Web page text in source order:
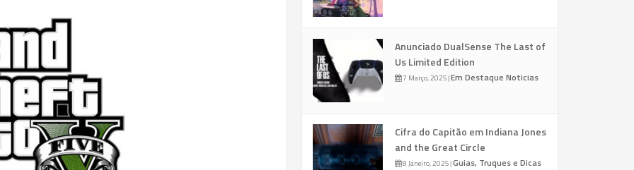
Anunciado DualSense The Last of
Us Limited Edition
7 Março, 2025|Em Destaque Noticias
Cifra do Capitão em Indiana Jones
and the Great Circle
8 Janeiro, 2025|Guias, Truques e Dicas